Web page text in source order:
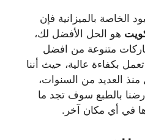
الخاصة بالميزانية فإن
هو الحل الأفضل لك،
متنوعة من افضل
بكفاءة عالية، حيث أننا
العديد من السنوات،
بالطبع سوف تجد ما
في أي مكان آخر.